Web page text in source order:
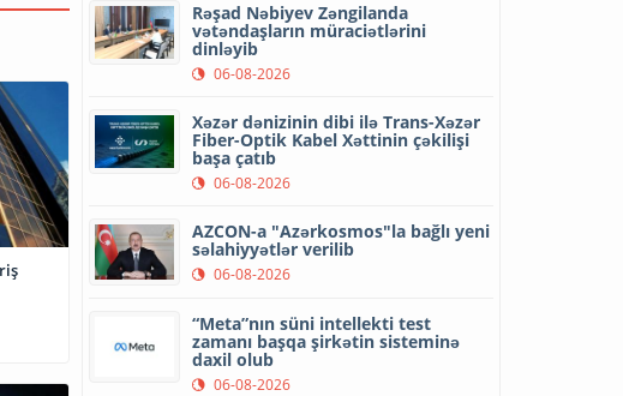
Rəşad Nəbiyev Zəngilanda
vətəndaşların müraciətlərini
dinləyib
06-08-2026
Xəzər dənizinin dibi ilə Trans-Xəzər
Fiber-Optik Kabel Xəttinin çəkilişi
başa çatıb
06-08-2026
AZCON-a "Azərkosmos"la bağlı yeni
səlahiyyətlər verilib
06-08-2026
“Meta”nın süni intellekti test
zamanı başqa şirkətin sisteminə
daxil olub
06-08-2026